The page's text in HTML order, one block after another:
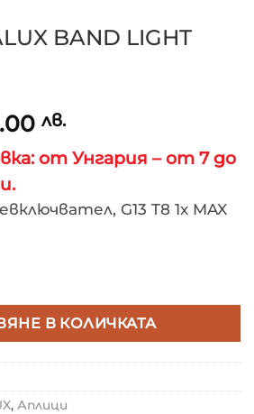
BAND LIGHT
лв.
от Унгария – от 7 до
G13 T8 1x MAX
В КОЛИЧКАТА
, Аплици